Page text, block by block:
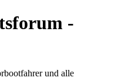
-
und alle